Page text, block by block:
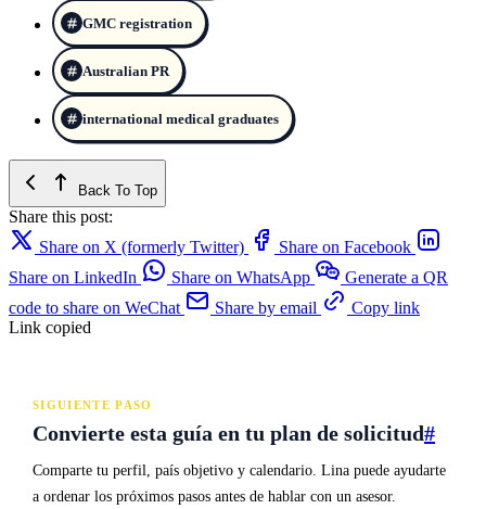
GMC registration
Australian PR
international medical graduates
Back To Top
Share this post:
Share on X (formerly Twitter)
Share on Facebook
Share on LinkedIn
Share on WhatsApp
Generate a QR
code to share on WeChat
Share by email
Copy link
Link copied
SIGUIENTE PASO
Convierte esta guía en tu plan de solicitud#
Comparte tu perfil, país objetivo y calendario. Lina puede ayudarte
a ordenar los próximos pasos antes de hablar con un asesor.